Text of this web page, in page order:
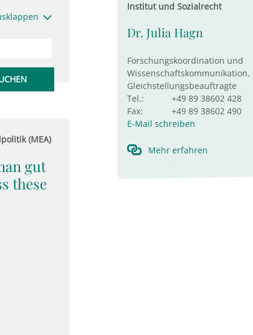
(MEA)
gut
these
Institut und Sozialrecht
Dr. Julia Hagn
Forschungskoordination und
Wissenschaftskommunikation,
Gleichstellungsbeauftragte
Tel.:
+49 89 38602 428
Fax:
+49 89 38602 490
E-Mail schreiben
Mehr erfahren